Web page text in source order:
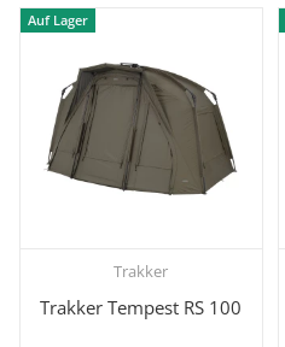
Auf Lager
Trakker
Trakker Tempest RS 100